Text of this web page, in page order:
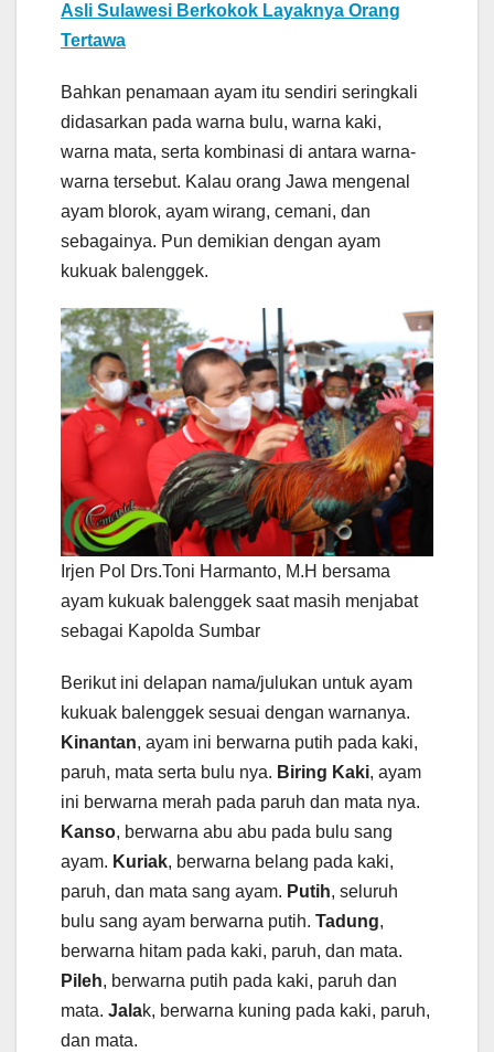
Asli Sulawesi Berkokok Layaknya Orang
Tertawa
Bahkan penamaan ayam itu sendiri seringkali
didasarkan pada warna bulu, warna kaki,
warna mata, serta kombinasi di antara warna-
warna tersebut. Kalau orang Jawa mengenal
ayam blorok, ayam wirang, cemani, dan
sebagainya. Pun demikian dengan ayam
kukuak balenggek.
Irjen Pol Drs.Toni Harmanto, M.H bersama
ayam kukuak balenggek saat masih menjabat
sebagai Kapolda Sumbar
Berikut ini delapan nama/julukan untuk ayam
kukuak balenggek sesuai dengan warnanya.
Kinantan, ayam ini berwarna putih pada kaki,
paruh, mata serta bulu nya. Biring Kaki, ayam
ini berwarna merah pada paruh dan mata nya.
Kanso, berwarna abu abu pada bulu sang
ayam. Kuriak, berwarna belang pada kaki,
paruh, dan mata sang ayam. Putih, seluruh
bulu sang ayam berwarna putih. Tadung,
berwarna hitam pada kaki, paruh, dan mata.
Pileh, berwarna putih pada kaki, paruh dan
mata. Jalak, berwarna kuning pada kaki, paruh,
dan mata.